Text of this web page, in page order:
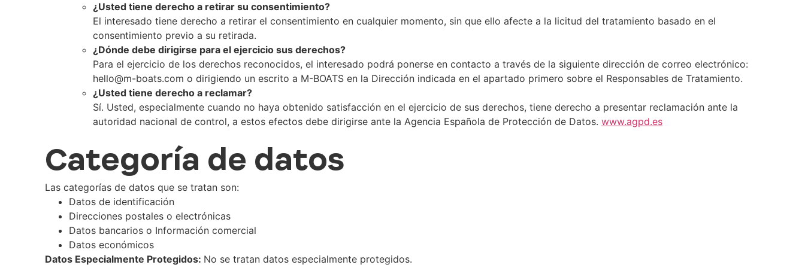
¿Usted tiene derecho a retirar su consentimiento?
El interesado tiene derecho a retirar el consentimiento en cualquier momento, sin que ello afecte a la licitud del tratamiento basado en el
consentimiento previo a su retirada.
¿Dónde debe dirigirse para el ejercicio sus derechos?
Para el ejercicio de los derechos reconocidos, el interesado podrá ponerse en contacto a través de la siguiente dirección de correo electrónico:
hello@m-boats.com o dirigiendo un escrito a M-BOATS en la Dirección indicada en el apartado primero sobre el Responsables de Tratamiento.
¿Usted tiene derecho a reclamar?
Sí. Usted, especialmente cuando no haya obtenido satisfacción en el ejercicio de sus derechos, tiene derecho a presentar reclamación ante la
autoridad nacional de control, a estos efectos debe dirigirse ante la Agencia Española de Protección de Datos. www.agpd.es
Categoría de datos
Las categorías de datos que se tratan son:
Datos de identificación
Direcciones postales o electrónicas
Datos bancarios o Información comercial
Datos económicos
Datos Especialmente Protegidos: No se tratan datos especialmente protegidos.